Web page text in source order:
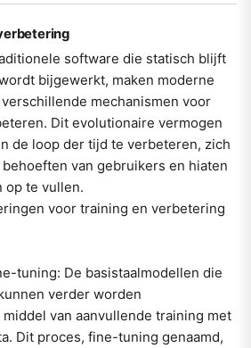
software die statisch blijft
bijgewerkt, maken moderne
mechanismen voor
Dit evolutionaire vermogen
de loop der tijd te verbeteren, zich
behoeften van gebruikers en hiaten
op te vullen.
voor training en verbetering
tuning: De basistaalmodellen die
verder worden
van aanvullende training met
Dit proces, fine-tuning genaamd,